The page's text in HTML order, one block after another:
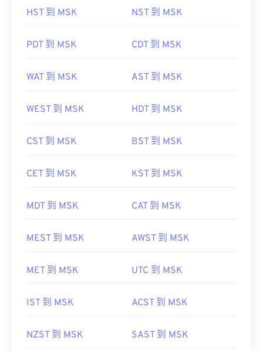
HST 到 MSK NST 到 MSK
PDT 到 MSK CDT 到 MSK
WAT 到 MSK AST 到 MSK
WEST 到 MSK HDT 到 MSK
CST 到 MSK BST 到 MSK
CET 到 MSK KST 到 MSK
MDT 到 MSK CAT 到 MSK
MEST 到 MSK AWST 到 MSK
MET 到 MSK UTC 到 MSK
IST 到 MSK ACST 到 MSK
NZST 到 MSK SAST 到 MSK